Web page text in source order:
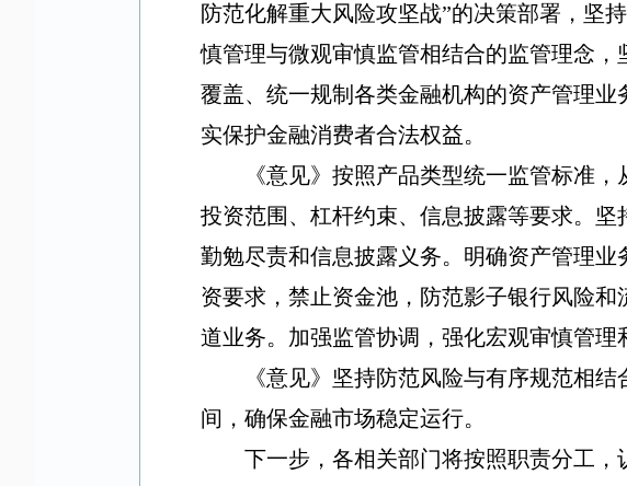
防范化解重大风险攻坚战”的决策部署，坚
慎管理与微观审慎监管相结合的监管理念
覆盖、统一规制各类金融机构的资产管理
实保护金融消费者合法权益。
《意见》按照产品类型统一监管标准
投资范围、杠杆约束、信息披露等要求。
勤勉尽责和信息披露义务。明确资产管理
资要求，禁止资金池，防范影子银行风险
道业务。加强监管协调，强化宏观审慎管理
《意见》坚持防范风险与有序规范相
间，确保金融市场稳定运行。
下一步，各相关部门将按照职责分工